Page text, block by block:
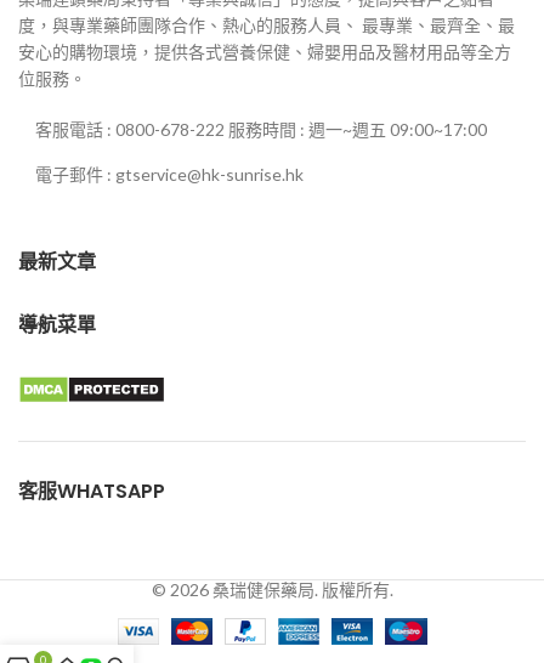
度，與專業藥師團隊合作、熱心的服務人員、 最專業、最齊全、最
安心的購物環境，提供各式營養保健、婦嬰用品及醫材用品等全方
位服務。
客服電話 : 0800-678-222 服務時間 : 週一~週五 09:00~17:00
電子郵件 : gtservice@hk-sunrise.hk
最新文章
導航菜單
客服WHATSAPP
© 2026 桑瑞健保藥局. 版權所有.
0